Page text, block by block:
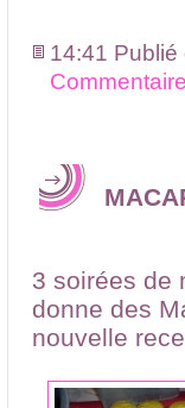
14:41
3 soirées de
donne des
nouvelle